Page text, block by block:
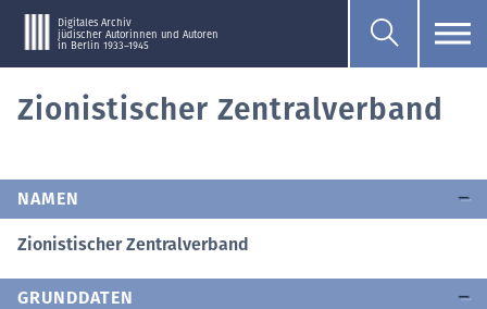
Digitales Archiv
jüdischer Autorinnen und Autoren
in Berlin 1933–1945
Zionistischer Zentralverband
NAMEN
Zionistischer Zentralverband
GRUNDDATEN